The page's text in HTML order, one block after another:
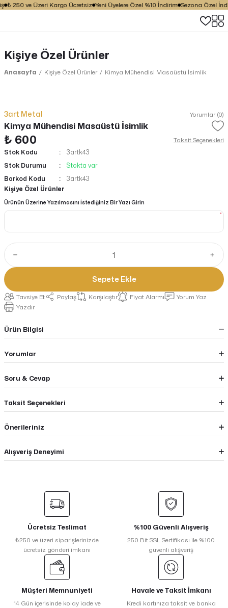
₺ 250 ve Üzeri Kargo Ücretsiz Yeni Üyelere Özel %10 İndirim Sezona Özel
Kişiye Özel Ürünler
Anasayfa Kişiye Özel Ürünler Kimya Mühendisi Masaüstü İsimlik
3art Metal Yorumlar (0)
Kimya Mühendisi Masaüstü İsimlik
₺ 600
Taksit Seçenekleri
Stok Kodu
3artk43
Stok Durumu
Stokta var
Barkod Kodu
3artk43
Kişiye Özel Ürünler
Ürünün Üzerine Yazılmasını İstediğiniz Bir Yazı Girin
*
Sepete Ekle
Tavsiye Et Paylaş Karşılaştır Fiyat Alarmı
Yorum Yaz
Yazdır
Ürün Bilgisi
Yorumlar
Soru & Cevap
Taksit Seçenekleri
Önerileriniz
Alışveriş Deneyimi
Ücretsiz Teslimat
₺250 ve üzeri siparişlerinizde
ücretsiz gönderi imkanı
%100 Güvenli Alışveriş
250 Bit SSL Sertifikası ile %100
güvenli alışveriş
Müşteri Memnuniyeti
14 Gün içerisinde kolay iade ve
Havale ve Taksit İmkanı
Kredi kartınıza taksit ve banka